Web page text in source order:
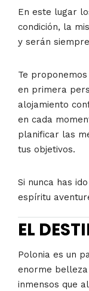
En este lugar
condición, la
y serán siempre
Te
en primera
alojamiento
en cada
planificar las
tus objetivos.
Si nunca has
espíritu
EL
Polonia es un
enorme
inmensos que